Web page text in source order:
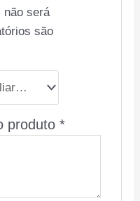
não será
são
produto *